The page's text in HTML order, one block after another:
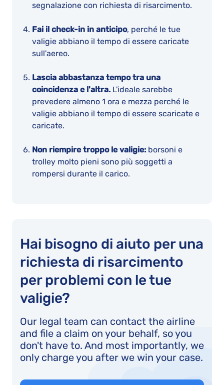
segnalazione con richiesta di risarcimento.
Fai il check-in in anticipo, perché le tue
valigie abbiano il tempo di essere caricate
sull'aereo.
Lascia abbastanza tempo tra una
coincidenza e l'altra. L'ideale sarebbe
prevedere almeno 1 ora e mezza perché le
valigie abbiano il tempo di essere scaricate e
caricate.
Non riempire troppo le valigie: borsoni e
trolley molto pieni sono più soggetti a
rompersi durante il carico.
Hai bisogno di aiuto per una
richiesta di risarcimento
per problemi con le tue
valigie?
Our legal team can contact the airline
and file a claim on your behalf, so you
don't have to. And most importantly, we
only charge you after we win your case.